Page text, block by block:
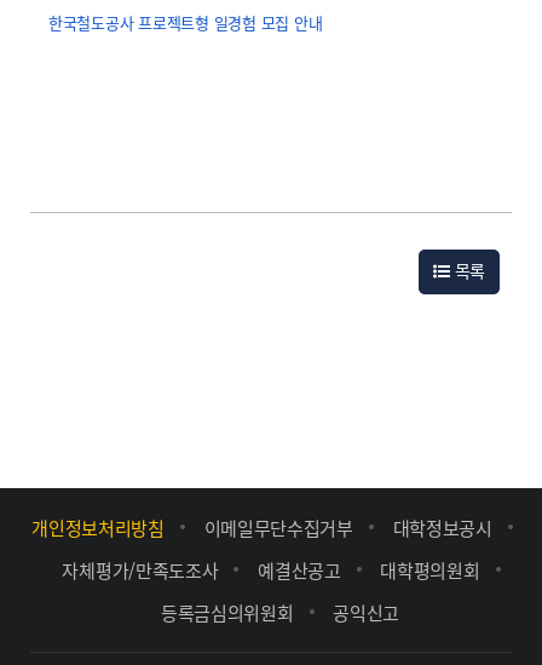
한국철도공사 프로젝트형 일경험 모집 안내
목록
개인정보처리방침 이메일무단수집거부
대학정보공시
자체평가/만족도조사
예결산공고
대학평의원회
등록금심의위원회
공익신고